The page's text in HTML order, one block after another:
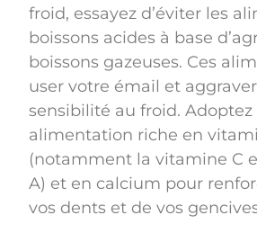
froid, essayez d’éviter les
boissons acides à base
boissons gazeuses. Ces
user votre émail et
sensibilité au froid.
alimentation riche en
(notamment la vitamine C
A) et en calcium pour
vos dents et de vos